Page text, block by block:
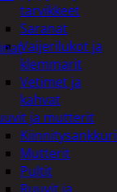
tarvikkeet
Saranat
Vaijerilukot ja
klemmarit
Vetimet ja
kahvat
ja mutterit
Mutterit
Pultit